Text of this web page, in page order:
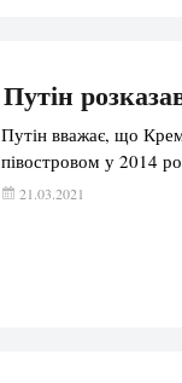
Путін
Путін вважає, що
півостровом у 2014
21.03.2021